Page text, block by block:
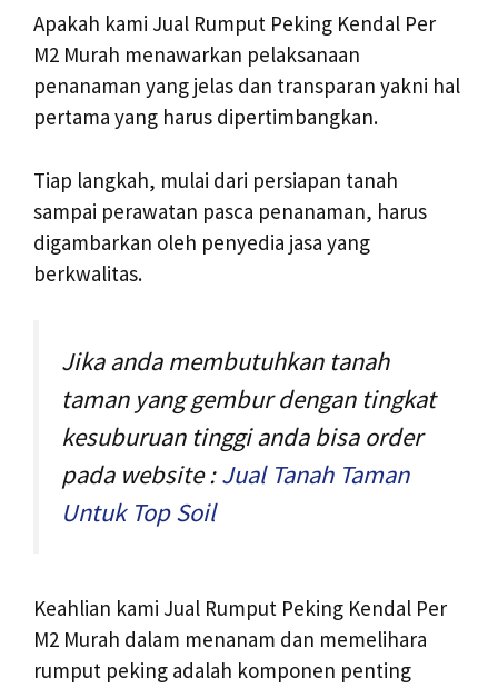
Apakah kami Jual Rumput Peking Kendal Per
M2 Murah menawarkan pelaksanaan
penanaman yang jelas dan transparan yakni hal
pertama yang harus dipertimbangkan.
Tiap langkah, mulai dari persiapan tanah
sampai perawatan pasca penanaman, harus
digambarkan oleh penyedia jasa yang
berkwalitas.
Jika anda membutuhkan tanah
taman yang gembur dengan tingkat
kesuburuan tinggi anda bisa order
pada website :Jual Tanah Taman
Untuk Top Soil
Keahlian kami Jual Rumput Peking Kendal Per
M2 Murah dalam menanam dan memelihara
rumput peking adalah komponen penting